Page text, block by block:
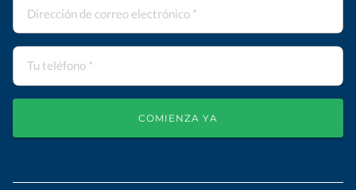
COMIENZA YA